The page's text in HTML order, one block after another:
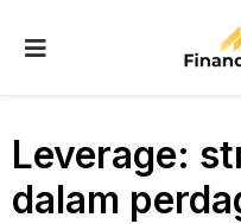
Leverage:
dalam